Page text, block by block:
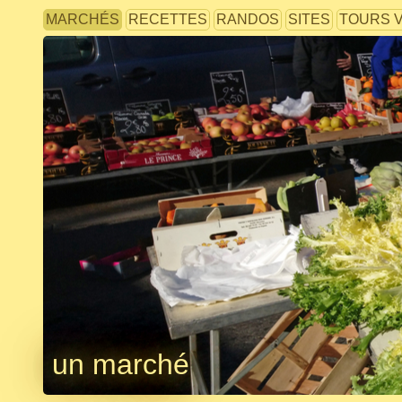
MARCHÉS RECETTES RANDOS SITES TOURS
un marché